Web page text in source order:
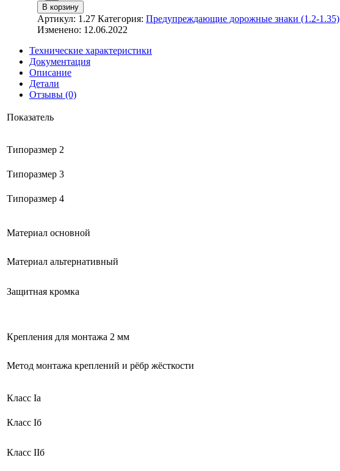
В корзину
Артикул: 1.27 Категория:Предупреждающие дорожные знаки (1.2-1.35)
Изменено: 12.06.2022
Технические характеристики
Документация
Описание
Детали
Отзывы (0)
Показатель
Типоразмер 2
Типоразмер 3
Типоразмер 4
Материал основной
Материал альтернативный
Защитная кромка
Крепления для монтажа 2 мм
Метод монтажа креплений и рёбр жёсткости
Класс Ia
Класс Iб
Класс IIб